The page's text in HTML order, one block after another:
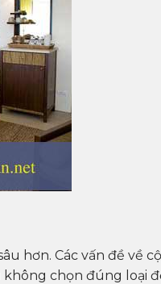
hơn. Các vấn đề về
chọn đúng loại